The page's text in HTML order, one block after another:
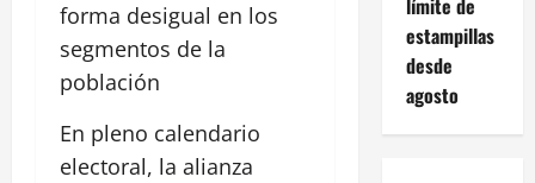
forma desigual en los
segmentos de la
población
En pleno calendario
electoral, la alianza
estampillas
desde
agosto